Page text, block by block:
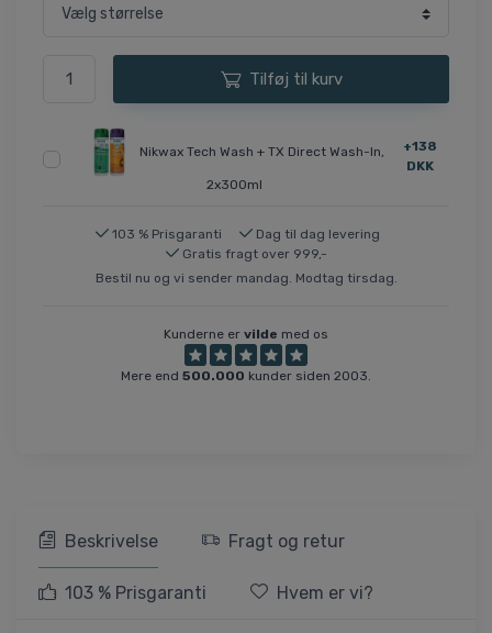
Tilføj til kurv
Nikwax Tech Wash + TX Direct Wash-In,
2x300ml
+138
DKK
103 % Prisgaranti
Dag til dag levering
Gratis fragt over 999,-
Bestil nu og vi sender mandag. Modtag tirsdag.
Kunderne er vilde med os
Mere end 500.000 kunder siden 2003.
Beskrivelse Fragt og retur
103 % Prisgaranti Hvem er vi?